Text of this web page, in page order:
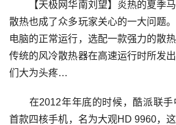
【天极网华南刘望】炎热的夏季马
散热也成了众多玩家关心的一大问题
电脑的正常运行，选配一款强力的散
传统的风冷散热器在高速运行时所发
们大为头疼…
在2012年年底的时候，酷派联手
首款四核手机，名为大观HD 9960，